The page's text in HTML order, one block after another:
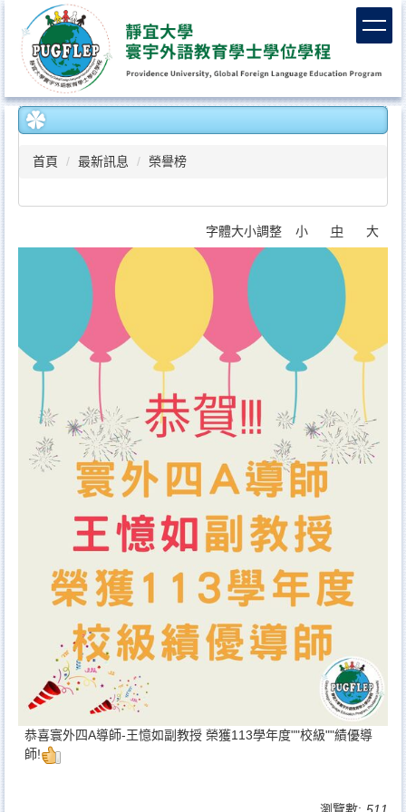
容
區
首頁 最新訊息 榮譽榜
字體大小調整 小 中 大
恭喜寰外四A導師-王憶如副教授 榮獲113學年度""校級""績優導
師!